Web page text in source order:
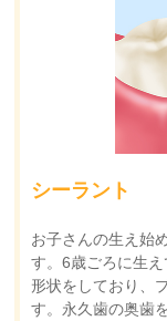
シーラント
お子さんの生え始
す。6歳ごろに生
形状をしており、
す。永久歯の奥歯